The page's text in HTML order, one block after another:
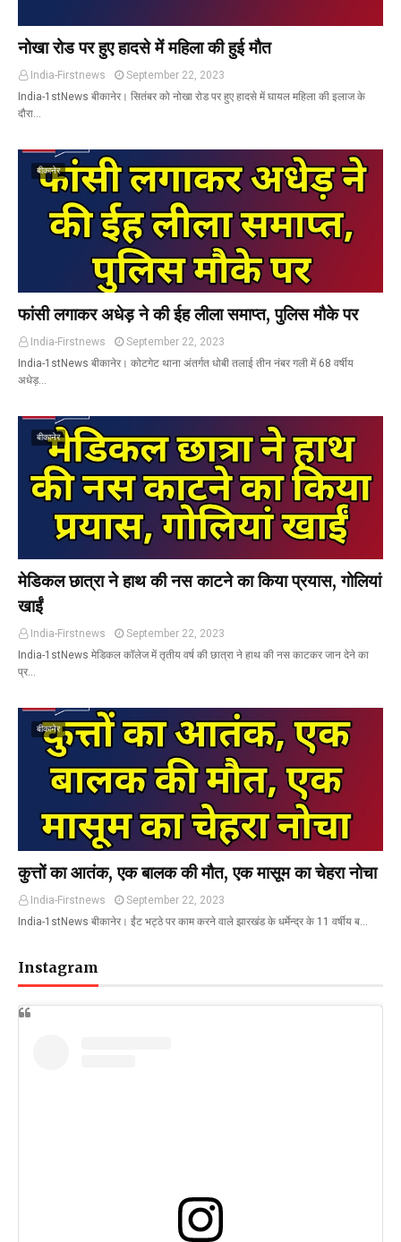
नोखा रोड पर हुए हादसे में महिला की हुई मौत
India-Firstnews
September 22, 2023
India-1stNews बीकानेर। सितंबर को नोखा रोड पर हुए हादसे में घायल महिला की इलाज के
दौरा…
बीकानेर
फांसी लगाकर अधेड़ ने की ईह लीला समाप्त, पुलिस मौके पर
India-Firstnews
September 22, 2023
India-1stNews बीकानेर। कोटगेट थाना अंतर्गत धोबी तलाई तीन नंबर गली में 68 वर्षीय
अधेड़…
बीकानेर
मेडिकल छात्रा ने हाथ की नस काटने का किया प्रयास, गोलियां
खाईं
India-Firstnews
September 22, 2023
India-1stNews मेडिकल कॉलेज में तृतीय वर्ष की छात्रा ने हाथ की नस काटकर जान देने का
प्र…
बीकानेर
कुत्तों का आतंक, एक बालक की मौत, एक मासूम का चेहरा नोचा
India-Firstnews
September 22, 2023
India-1stNews बीकानेर। ईंट भट्ठे पर काम करने वाले झारखंड के धर्मेन्द्र के 11 वर्षीय ब…
Instagram